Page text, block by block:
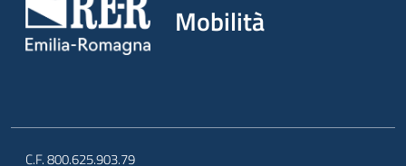
Mobilità
C.F. 800.625.903.79